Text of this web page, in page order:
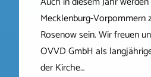
Mecklenburg-Vorpommern
Rosenow sein. Wir freuen
OVVD GmbH als
der Kirche…